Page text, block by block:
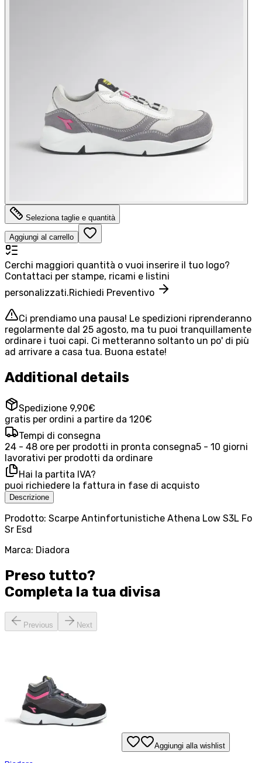
Seleziona taglie e quantità
Aggiungi al carrello
Cerchi maggiori quantità o vuoi inserire il tuo logo?
Contattaci per stampe, ricami e listini
personalizzati.Richiedi Preventivo
Ci prendiamo una pausa! Le spedizioni riprenderanno
regolarmente dal 25 agosto, ma tu puoi tranquillamente
ordinare i tuoi capi. Ci metteranno soltanto un po' di più
ad arrivare a casa tua. Buona estate!
Additional details
Spedizione 9,90€
gratis per ordini a partire da 120€
Tempi di consegna
24 - 48 ore per prodotti in pronta consegna5 - 10 giorni
lavorativi per prodotti da ordinare
Hai la partita IVA?
puoi richiedere la fattura in fase di acquisto
Descrizione
Prodotto: Scarpe Antinfortunistiche Athena Low S3L Fo
Sr Esd
Marca: Diadora
Preso tutto?
Completa la tua divisa
Previous Next
Aggiungi alla wishlist